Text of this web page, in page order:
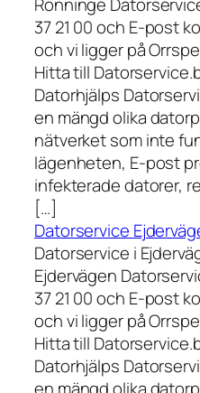
37 21 00 och E-post
och vi ligger på
Hitta till
Datorhjälps
en mängd olika
nätverket som inte
lägenheten, E-post
infekterade datorer,
[…]
Datorservice
Datorservice i
Ejdervägen
37 21 00 och E-post
och vi ligger på
Hitta till
Datorhjälps
en mängd olika